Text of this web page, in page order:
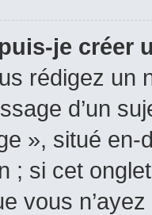
je créer
rédigez un
d’un
», situé
; si cet
vous